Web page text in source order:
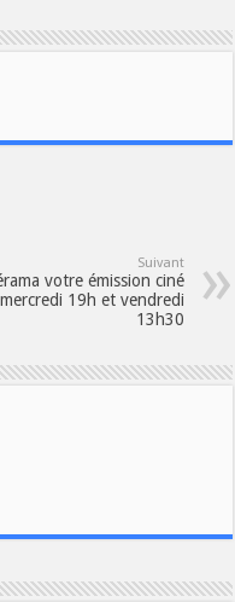
Suivant
votre émission ciné
19h et vendredi
13h30